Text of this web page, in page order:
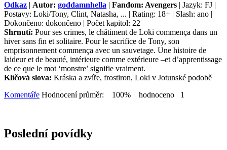
Odkaz | Autor: goddamnhella | Fandom: Avengers | Jazyk: FJ |
Postavy: Loki/Tony, Clint, Natasha, ... | Rating: 18+ | Slash: ano |
Dokončeno: dokončeno | Počet kapitol: 22
Shrnutí: Pour ses crimes, le châtiment de Loki commença dans un
hiver sans fin et solitaire. Pour le sacrifice de Tony, son
emprisonnement commença avec un sauvetage. Une histoire de
laideur et de beauté, intérieure comme extérieure –et d’apprentissage
de ce que le mot ‘monstre’ signifie vraiment.
Klíčová slova: Kráska a zvíře, frostiron, Loki v Jotunské podobě
Komentáře Hodnocení průměr: 100% hodnoceno 1
Poslední povídky